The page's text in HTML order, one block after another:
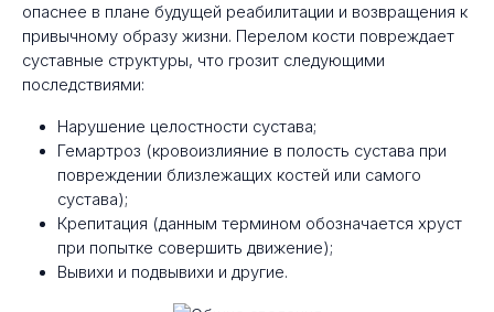
опаснее в плане будущей реабилитации и возвращения к
привычному образу жизни. Перелом кости повреждает
суставные структуры, что грозит следующими
последствиями:
Нарушение целостности сустава;
Гемартроз (кровоизлияние в полость сустава при
повреждении близлежащих костей или самого
сустава);
Крепитация (данным термином обозначается хруст
при попытке совершить движение);
Вывихи и подвывихи и другие.